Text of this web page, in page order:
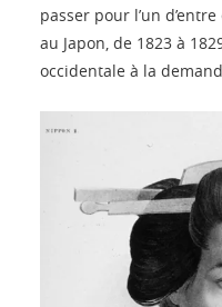
passer pour l’un
au Japon, de 1823 à
occidentale à la